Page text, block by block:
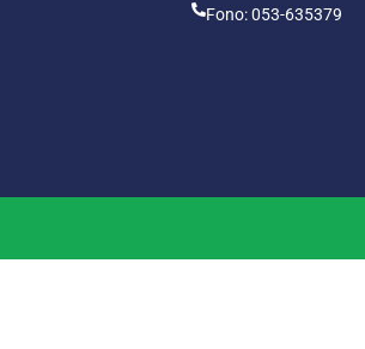
Fono: 053-635379